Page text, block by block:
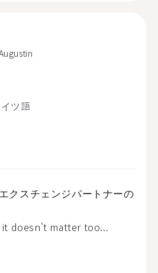
イツ語
クスチェンジパートナーの
it doesn't matter too...